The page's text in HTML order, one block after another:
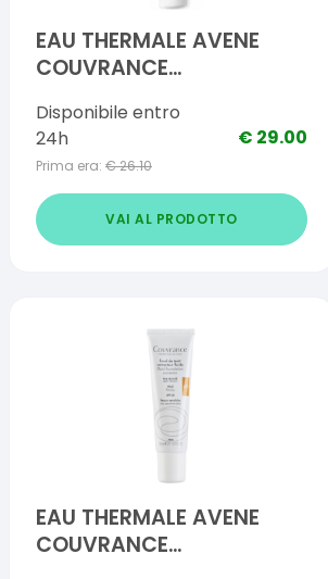
EAU THERMALE AVENE
COUVRANCE
ML
Disponibile entro
24h
Prima era: €26.10
€ 29.00
VAI AL PRODOTTO
EAU THERMALE AVENE
COUVRANCE